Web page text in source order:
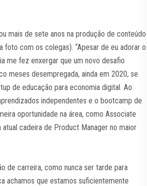
mais de sete anos na produção de conteúdo
com os colegas). “Apesar de eu adorar o
me fez enxergar que um novo desafio
meses desempregada, ainda em 2020, se
de educação para economia digital. Ao
independentes e o bootcamp de
oportunidade na área, como Associate
cadeira de Product Manager no maior
de carreira, como nunca ser tarde para
achamos que estamos suficientemente